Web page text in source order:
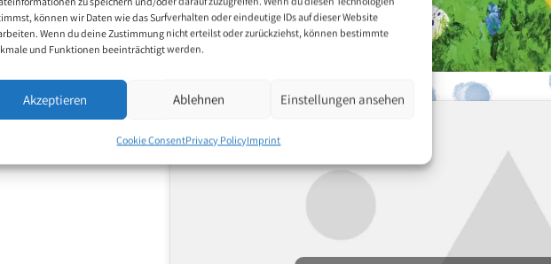
können wir Daten wie das Surfverhalten oder eindeutige IDs auf dieser Website
Wenn du deine Zustimmung nicht erteilst oder zurückziehst, können bestimmte
und Funktionen beeinträchtigt werden.
Akzeptieren Ablehnen Einstellungen ansehen
Cookie ConsentPrivacy PolicyImprint